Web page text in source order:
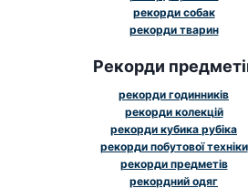
рекорди собак
рекорди тварин
Рекорди
рекорди годинників
рекорди колекцій
рекорди кубика рубіка
рекорди побутової техніки
рекорди предметів
рекордний одяг